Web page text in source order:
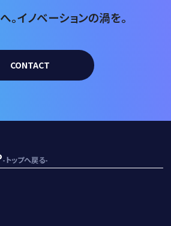
。イノベーションの渦を。
CONTACT
-トップへ戻る-